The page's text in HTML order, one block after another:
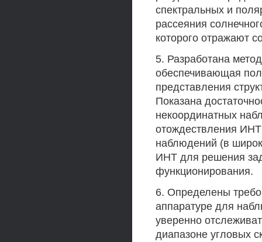
спектральных и
рассеяния
которого отражают
5. Разработана
обеспечивающая
представления
Показана
некоординатных
отождествления
наблюдений (в
ИНТ для решения
функционирования.
6. Определены
аппаратуре для
уверенно
диапазоне угловых